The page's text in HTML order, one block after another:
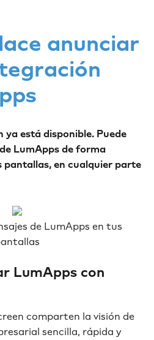
anunciar
está disponible. Puede
LumApps de forma
pantallas, en cualquier parte
de LumApps en tus
LumApps con
comparten la visión de
sencilla, rápida y